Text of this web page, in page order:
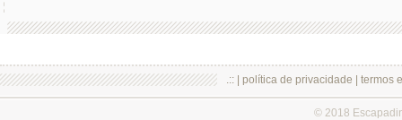
.:: | política de privacidade termos
© 2018